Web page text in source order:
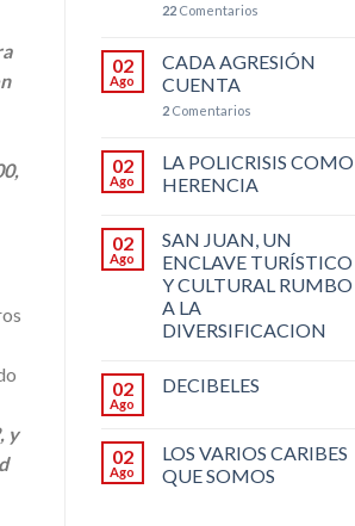
y
22Comentarios
02
Ago
CADA AGRESIÓN
CUENTA
2Comentarios
02
Ago
LA POLICRISIS COMO
HERENCIA
02
Ago
SAN JUAN, UN
ENCLAVE TURÍSTICO
Y CULTURAL RUMBO
A LA
DIVERSIFICACION
02
Ago
DECIBELES
02
Ago
LOS VARIOS CARIBES
QUE SOMOS